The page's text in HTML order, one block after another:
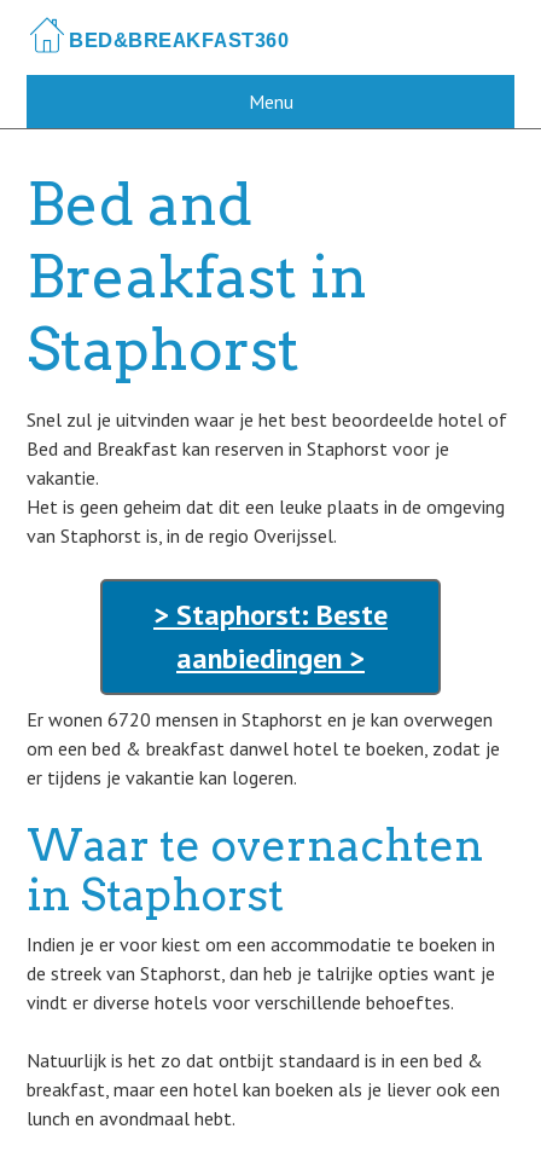
main
Menu
Bed and
Breakfast in
Staphorst
Snel zul je uitvinden waar je het best beoordeelde hotel of
Bed and Breakfast kan reserven in Staphorst voor je
vakantie.
Het is geen geheim dat dit een leuke plaats in de omgeving
van Staphorst is, in de regio Overijssel.
> Staphorst: Beste
aanbiedingen >
Er wonen 6720 mensen in Staphorst en je kan overwegen
om een bed & breakfast danwel hotel te boeken, zodat je
er tijdens je vakantie kan logeren.
Waar te overnachten
in Staphorst
Indien je er voor kiest om een accommodatie te boeken in
de streek van Staphorst, dan heb je talrijke opties want je
vindt er diverse hotels voor verschillende behoeftes.
Natuurlijk is het zo dat ontbijt standaard is in een bed &
breakfast, maar een hotel kan boeken als je liever ook een
lunch en avondmaal hebt.